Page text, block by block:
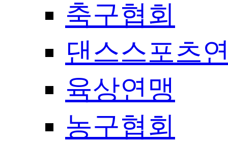
축구협회
댄스스포츠
육상연맹
농구협회